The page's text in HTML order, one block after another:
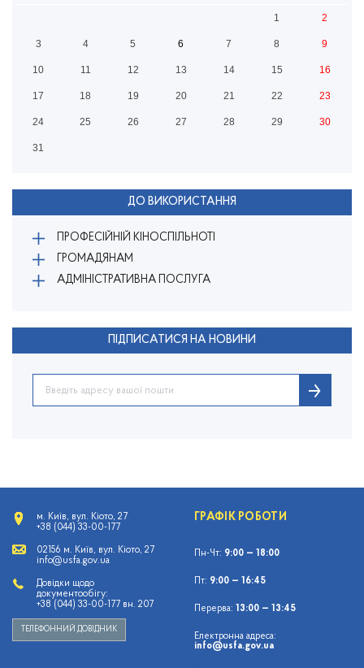
1 2
3 4 5 6 7 8 9
10 11 12 13 14 15 16
17 18 19 20 21 22 23
24 25 26 27 28 29 30
31
ДО ВИКОРИСТАННЯ
ПРОФЕСІЙНІЙ КІНОСПІЛЬНОТІ
ГРОМАДЯНАМ
АДМІНІСТРАТИВНА ПОСЛУГА
ПІДПИСАТИСЯ НА НОВИНИ
м. Київ, вул. Кіото, 27
+38 (044) 33-00-177
02156 м. Київ, вул. Кіото, 27
info@usfa.gov.ua
Довідки щодо
документообігу:
+38 (044) 33-00-177 вн. 207
ТЕЛЕФОННИЙ ДОВІДНИК
ГРАФІК РОБОТИ
Пн-Чт: 9:00 — 18:00
Пт: 9:00 — 16:45
Перерва: 13:00 — 13:45
Електронна адреса:
info@usfa.gov.ua